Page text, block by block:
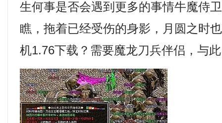
生何事是否会遇到更多的事情牛魔侍
瞧，拖着已经受伤的身影，月圆之时
机1.76下载？需要魔龙刀兵伴侣，与